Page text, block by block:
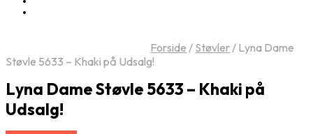
Forside / Støvler/ Lyna Dame
Støvle 5633 – Khaki på Udsalg!
Lyna Dame Støvle 5633 – Khaki på
Udsalg!